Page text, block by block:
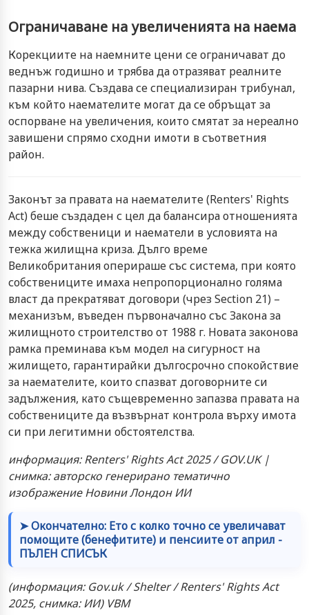
Ограничаване на увеличенията на наема
Корекциите на наемните цени се ограничават до
веднъж годишно и трябва да отразяват реалните
пазарни нива. Създава се специализиран трибунал,
към който наемателите могат да се обръщат за
оспорване на увеличения, които смятат за нереално
завишени спрямо сходни имоти в съответния
район.
Законът за правата на наемателите (Renters' Rights
Act) беше създаден с цел да балансира отношенията
между собственици и наематели в условията на
тежка жилищна криза. Дълго време
Великобритания оперираше със система, при която
собствениците имаха непропорционално голяма
власт да прекратяват договори (чрез Section 21) –
механизъм, въведен първоначално със Закона за
жилищното строителство от 1988 г. Новата законова
рамка преминава към модел на сигурност на
жилището, гарантирайки дългосрочно спокойствие
за наемателите, които спазват договорните си
задължения, като същевременно запазва правата на
собствениците да възвърнат контрола върху имота
си при легитимни обстоятелства.
информация: Renters' Rights Act 2025 / GOV.UK |
снимка: авторско генерирано тематично
изображение Новини Лондон ИИ
➤ Окончателно: Ето с колко точно се увеличават
помощите (бенефитите) и пенсиите от април -
ПЪЛЕН СПИСЪК
(информация: Gov.uk / Shelter / Renters' Rights Act
2025, снимка: ИИ) VBM